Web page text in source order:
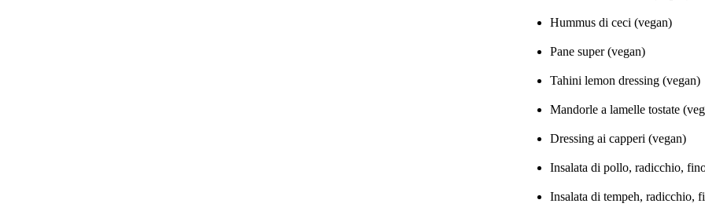
Hummus di ceci (vegan)
Pane super (vegan)
Tahini lemon dressing (vegan)
Mandorle a lamelle tostate
Dressing ai capperi (vegan)
Insalata di pollo, radicchio,
Insalata di tempeh, radicchio,